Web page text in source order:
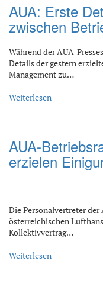
AUA: Erste
zwischen
Während der AUA-
Details der gestern
Management zu…
Weiterlesen
AUA-
erzielen
Die Personalvertreter der
österreichischen
Kollektivvertrag…
Weiterlesen